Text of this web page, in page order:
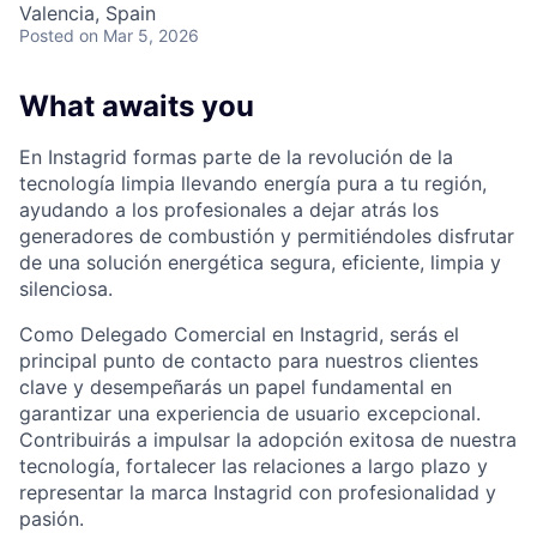
Valencia, Spain
Posted on Mar 5, 2026
What awaits you
En Instagrid formas parte de la revolución de la
tecnología limpia llevando energía pura a tu región,
ayudando a los profesionales a dejar atrás los
generadores de combustión y permitiéndoles disfrutar
de una solución energética segura, eficiente, limpia y
silenciosa.
Como Delegado Comercial en Instagrid, serás el
principal punto de contacto para nuestros clientes
clave y desempeñarás un papel fundamental en
garantizar una experiencia de usuario excepcional.
Contribuirás a impulsar la adopción exitosa de nuestra
tecnología, fortalecer las relaciones a largo plazo y
representar la marca Instagrid con profesionalidad y
pasión.